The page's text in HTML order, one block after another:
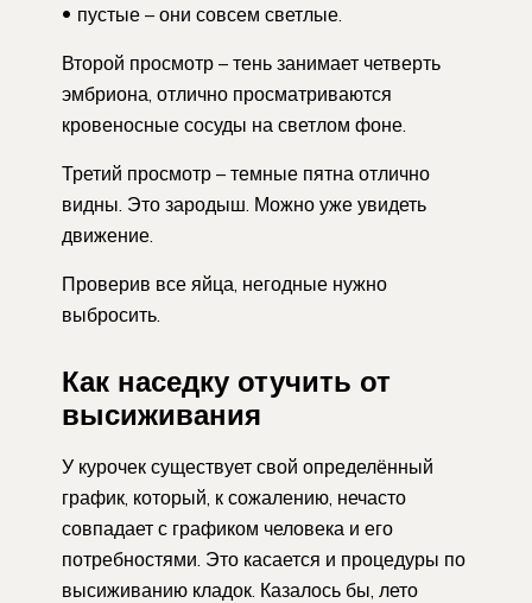
пустые – они совсем светлые.
Второй просмотр – тень занимает четверть
эмбриона, отлично просматриваются
кровеносные сосуды на светлом фоне.
Третий просмотр – темные пятна отлично
видны. Это зародыш. Можно уже увидеть
движение.
Проверив все яйца, негодные нужно
выбросить.
Как наседку отучить от
высиживания
У курочек существует свой определённый
график, который, к сожалению, нечасто
совпадает с графиком человека и его
потребностями. Это касается и процедуры по
высиживанию кладок. Казалось бы, лето